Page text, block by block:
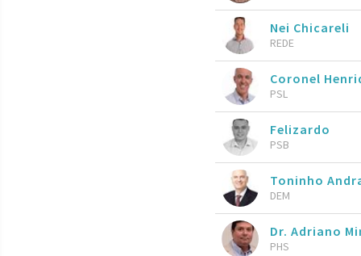
Nei Chicareli
REDE
Coronel
PSL
Felizardo
PSB
Toninho
DEM
Dr. Adriano
PHS